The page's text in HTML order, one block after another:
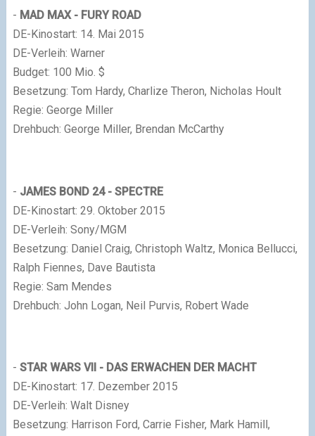
- MADMAX - FURY ROAD
DE-Kinostart: 14. Mai 2015
DE-Verleih: Warner
Budget: 100 Mio. $
Besetzung: Tom Hardy, Charlize Theron, Nicholas Hoult
Regie: George Miller
Drehbuch: George Miller, Brendan McCarthy
- JAMES BOND 24 - SPECTRE
DE-Kinostart: 29. Oktober 2015
DE-Verleih: Sony/MGM
Besetzung: Daniel Craig, Christoph Waltz, Monica Bellucci,
Ralph Fiennes, Dave Bautista
Regie: Sam Mendes
Drehbuch: John Logan, Neil Purvis, Robert Wade
- STAR WARS VII - DAS ERWACHEN DER MACHT
DE-Kinostart: 17. Dezember 2015
DE-Verleih: Walt Disney
Besetzung: Harrison Ford, Carrie Fisher, Mark Hamill,